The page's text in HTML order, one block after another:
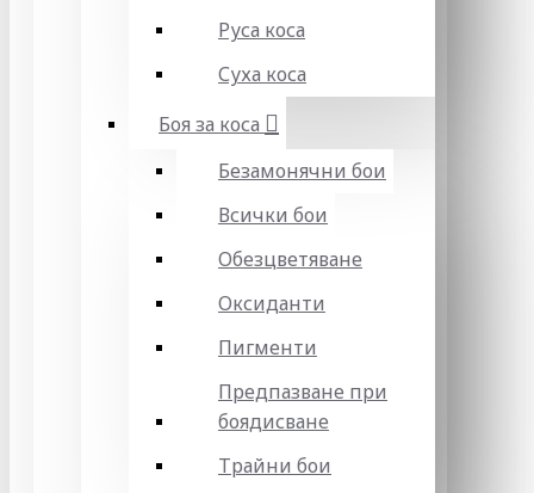
Руса коса
Суха коса
Боя за коса
Безамонячни бои
Всички бои
Обезцветяване
Оксиданти
Пигменти
Предпазване при
боядисване
Трайни бои